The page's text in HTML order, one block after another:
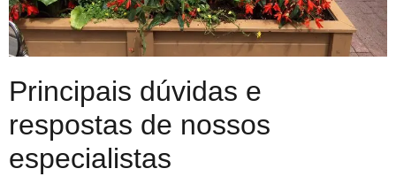
Principais dúvidas e
respostas de nossos
especialistas